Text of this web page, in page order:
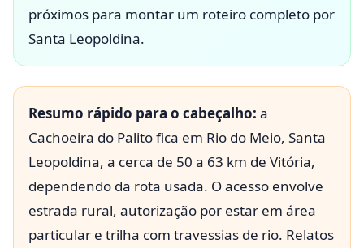
próximos para montar um roteiro completo por
Santa Leopoldina.
Resumo rápido para o cabeçalho: a
Cachoeira do Palito fica em Rio do Meio, Santa
Leopoldina, a cerca de 50 a 63 km de Vitória,
dependendo da rota usada. O acesso envolve
estrada rural, autorização por estar em área
particular e trilha com travessias de rio. Relatos